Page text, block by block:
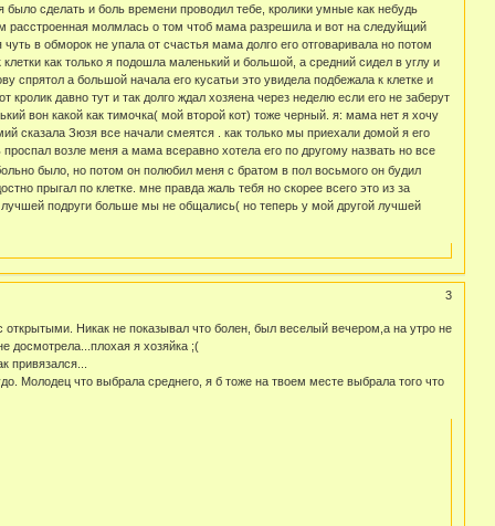
сделать и боль времени проводил тебе, кролики умные как небудь
молмлась о том чтоб мама разрешила и вот на следуйщий
в обморок не упала от счастья мама долго его отговаривала но потом
как только я подошла маленький и большой, а средний сидел в углу и
спрятол а большой начала его кусатьи это увидела подбежала к клетке и
давно тут и так долго ждал хозяена через неделю если его не заберут
вон какой как тимочка( мой второй кот) тоже черный. я: мама нет я хочу
сказала Зюзя все начали смеятся . как только мы приехали домой я его
возле меня а мама всеравно хотела его по другому назвать но все
было, но потом он полюбил меня с братом в пол восьмого он будил
прыгал по клетке. мне правда жаль тебя но скорее всего это из за
подруги больше мы не общались( но теперь у мой другой лучшей
3
Никак не показывал что болен, был веселый вечером,а на утро не
досмотрела...плохая я хозяйка ;(
привязался...
Молодец что выбрала среднего, я б тоже на твоем месте выбрала того что